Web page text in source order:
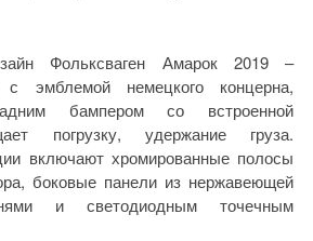
Фольксваген Амарок 2019 –
с эмблемой немецкого концерна,
бампером со встроенной
погрузку, удержание груза.
включают хромированные полосы
боковые панели из нержавеющей
и светодиодным точечным